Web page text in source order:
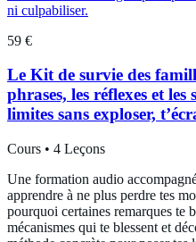
59 €
Le Kit de survie des
phrases, les réflexes et
limites sans exploser,
Cours • 4 Leçons
Une formation audio
apprendre à ne plus perdre tes
pourquoi certaines remarques te
mécanismes qui te blessent et